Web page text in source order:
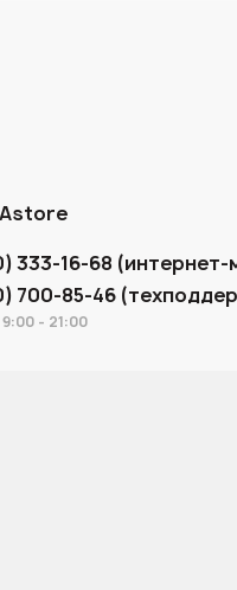
333-16-68 (интернет-
700-85-46
- 21:00